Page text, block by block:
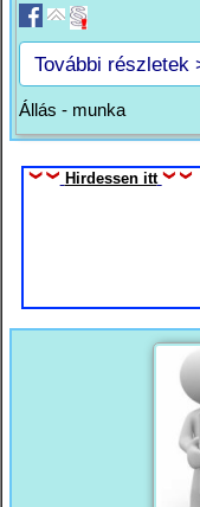
További részletek
Állás - munka
Hirdessen itt